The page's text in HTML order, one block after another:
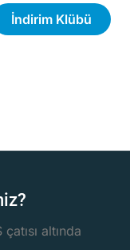
İndirim Klübü
altında